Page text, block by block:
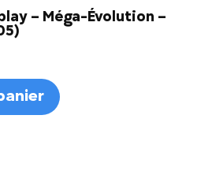
– Méga-Évolution –